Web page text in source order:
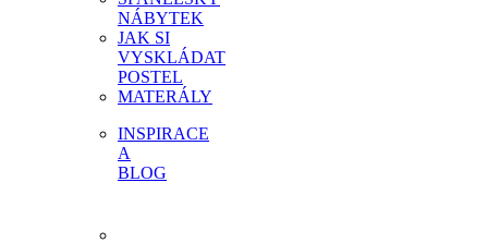
NÁBYTEK
JAK SI
VYSKLÁDAT
POSTEL
MATERÁLY
INSPIRACE
A
BLOG